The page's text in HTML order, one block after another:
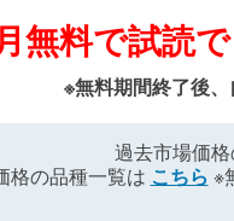
無料で試読
※無料期間終了後
過去市場価
格の品種一覧は こちら ※